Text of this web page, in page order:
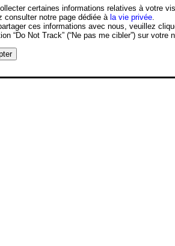
certaines informations relatives à votre
consulter notre page dédiée àla vie privée
ces informations avec nous, veuillez
“Do Not Track” (“Ne pas me cibler”) sur